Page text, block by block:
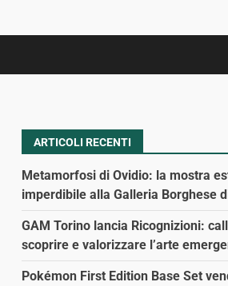
ARTICOLI RECENTI
Metamorfosi di Ovidio: la mostra
imperdibile alla Galleria Borghese
GAM Torino lancia Ricognizioni:
scoprire e valorizzare l’arte
Pokémon First Edition Base Set